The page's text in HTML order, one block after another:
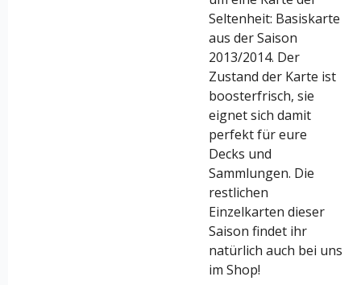
Seltenheit: Basiskarte
aus der Saison
2013/2014. Der
Zustand der Karte ist
boosterfrisch, sie
eignet sich damit
perfekt für eure
Decks und
Sammlungen. Die
restlichen
Einzelkarten dieser
Saison findet ihr
natürlich auch bei uns
im Shop!